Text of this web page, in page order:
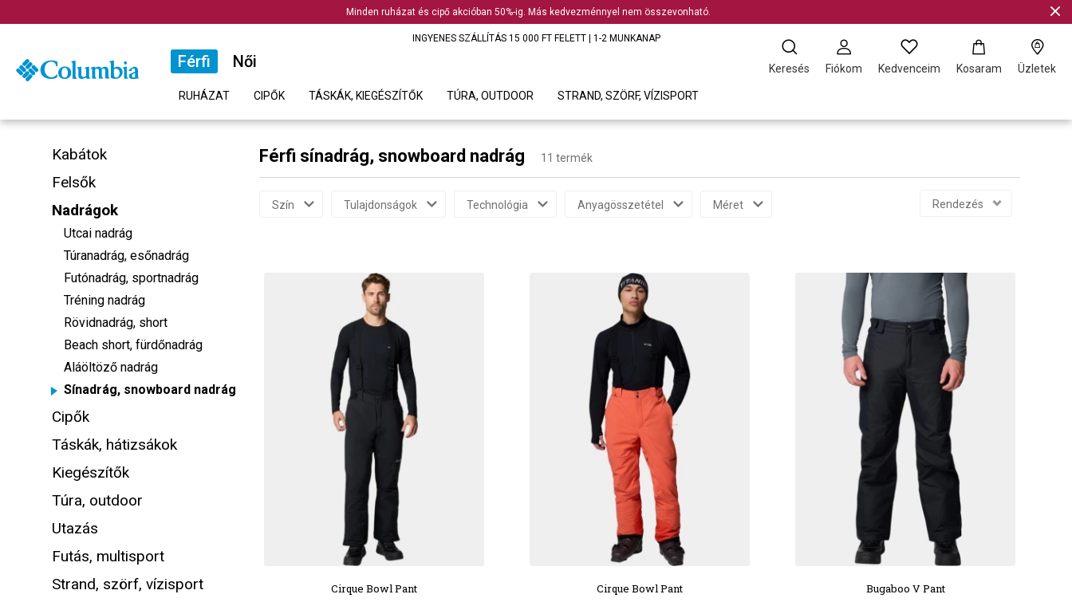
Minden ruházat és cipő akcióban 50%-ig. Más kedvezménnyel nem összevonható.
INGYENES SZÁLLÍTÁS 15 000 FT FELETT | 1-2 MUNKANAP
Férfi Női
RUHÁZAT CIPŐK TÁSKÁK, KIEGÉSZÍTŐK TÚRA, OUTDOOR STRAND, SZÖRF, VÍZISPORT
Keresés Fiókom Kedvenceim Kosaram Üzletek
Kabátok
Felsők
Nadrágok
Utcai nadrág
Túranadrág, esőnadrág
Futónadrág, sportnadrág
Tréning nadrág
Rövidnadrág, short
Beach short, fürdőnadrág
Aláöltöző nadrág
Sínadrág, snowboard nadrág
Cipők
Táskák, hátizsákok
Kiegészítők
Túra, outdoor
Utazás
Futás, multisport
Strand, szörf, vízisport
Férfi sínadrág, snowboard nadrág 11 termék
Szín Tulajdonságok Technológia Anyagösszetétel Méret Rendezés
Cirque Bowl Pant Cirque Bowl Pant Bugaboo V Pant